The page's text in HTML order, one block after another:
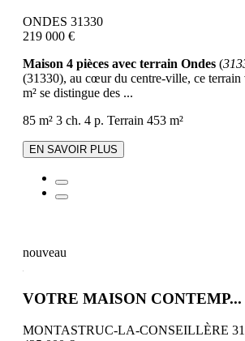
ONDES 31330
219 000 €
Maison 4 pièces avec terrain Ondes (
(31330), au cœur du centre-ville, ce terrain
m² se distingue des ...
85 m² 3 ch. 4 p. Terrain 453 m²
EN SAVOIR PLUS
nouveau
VOTRE MAISON CONTEMP...
MONTASTRUC-LA-CONSEILLÈRE